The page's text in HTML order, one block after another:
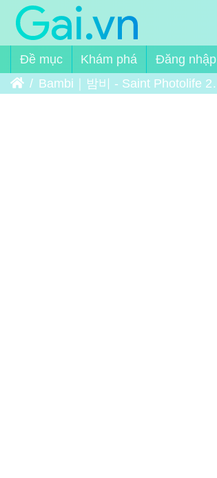
Đề mục Khám phá
Đăng nhập
Trang chủBambi｜밤비 - Saint Photolife 2019-11-29 Bambi Vol.02 09